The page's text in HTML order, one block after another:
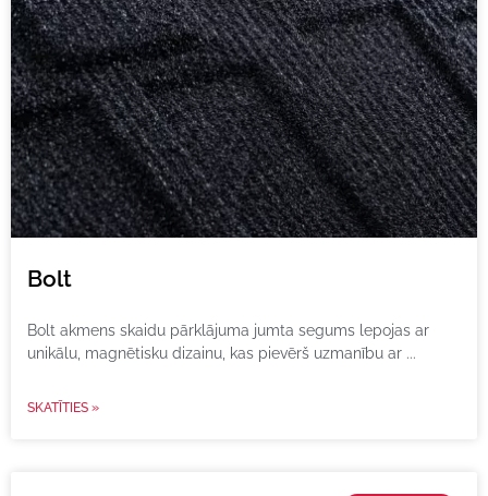
Bolt
Bolt akmens skaidu pārklājuma jumta segums lepojas ar
unikālu, magnētisku dizainu, kas pievērš uzmanību ar
SKATĪTIES »